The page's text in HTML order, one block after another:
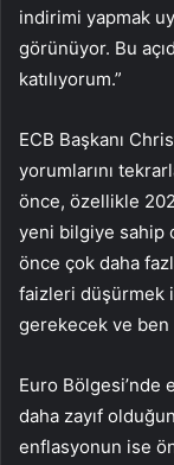
indirimi yapmak
görünüyor. Bu
katılıyorum.”
ECB Başkanı
yorumlarını
önce, özellikle
yeni bilgiye sahip
önce çok daha
faizleri düşürmek
gerekecek ve
Euro
daha zayıf
enflasyonun ise